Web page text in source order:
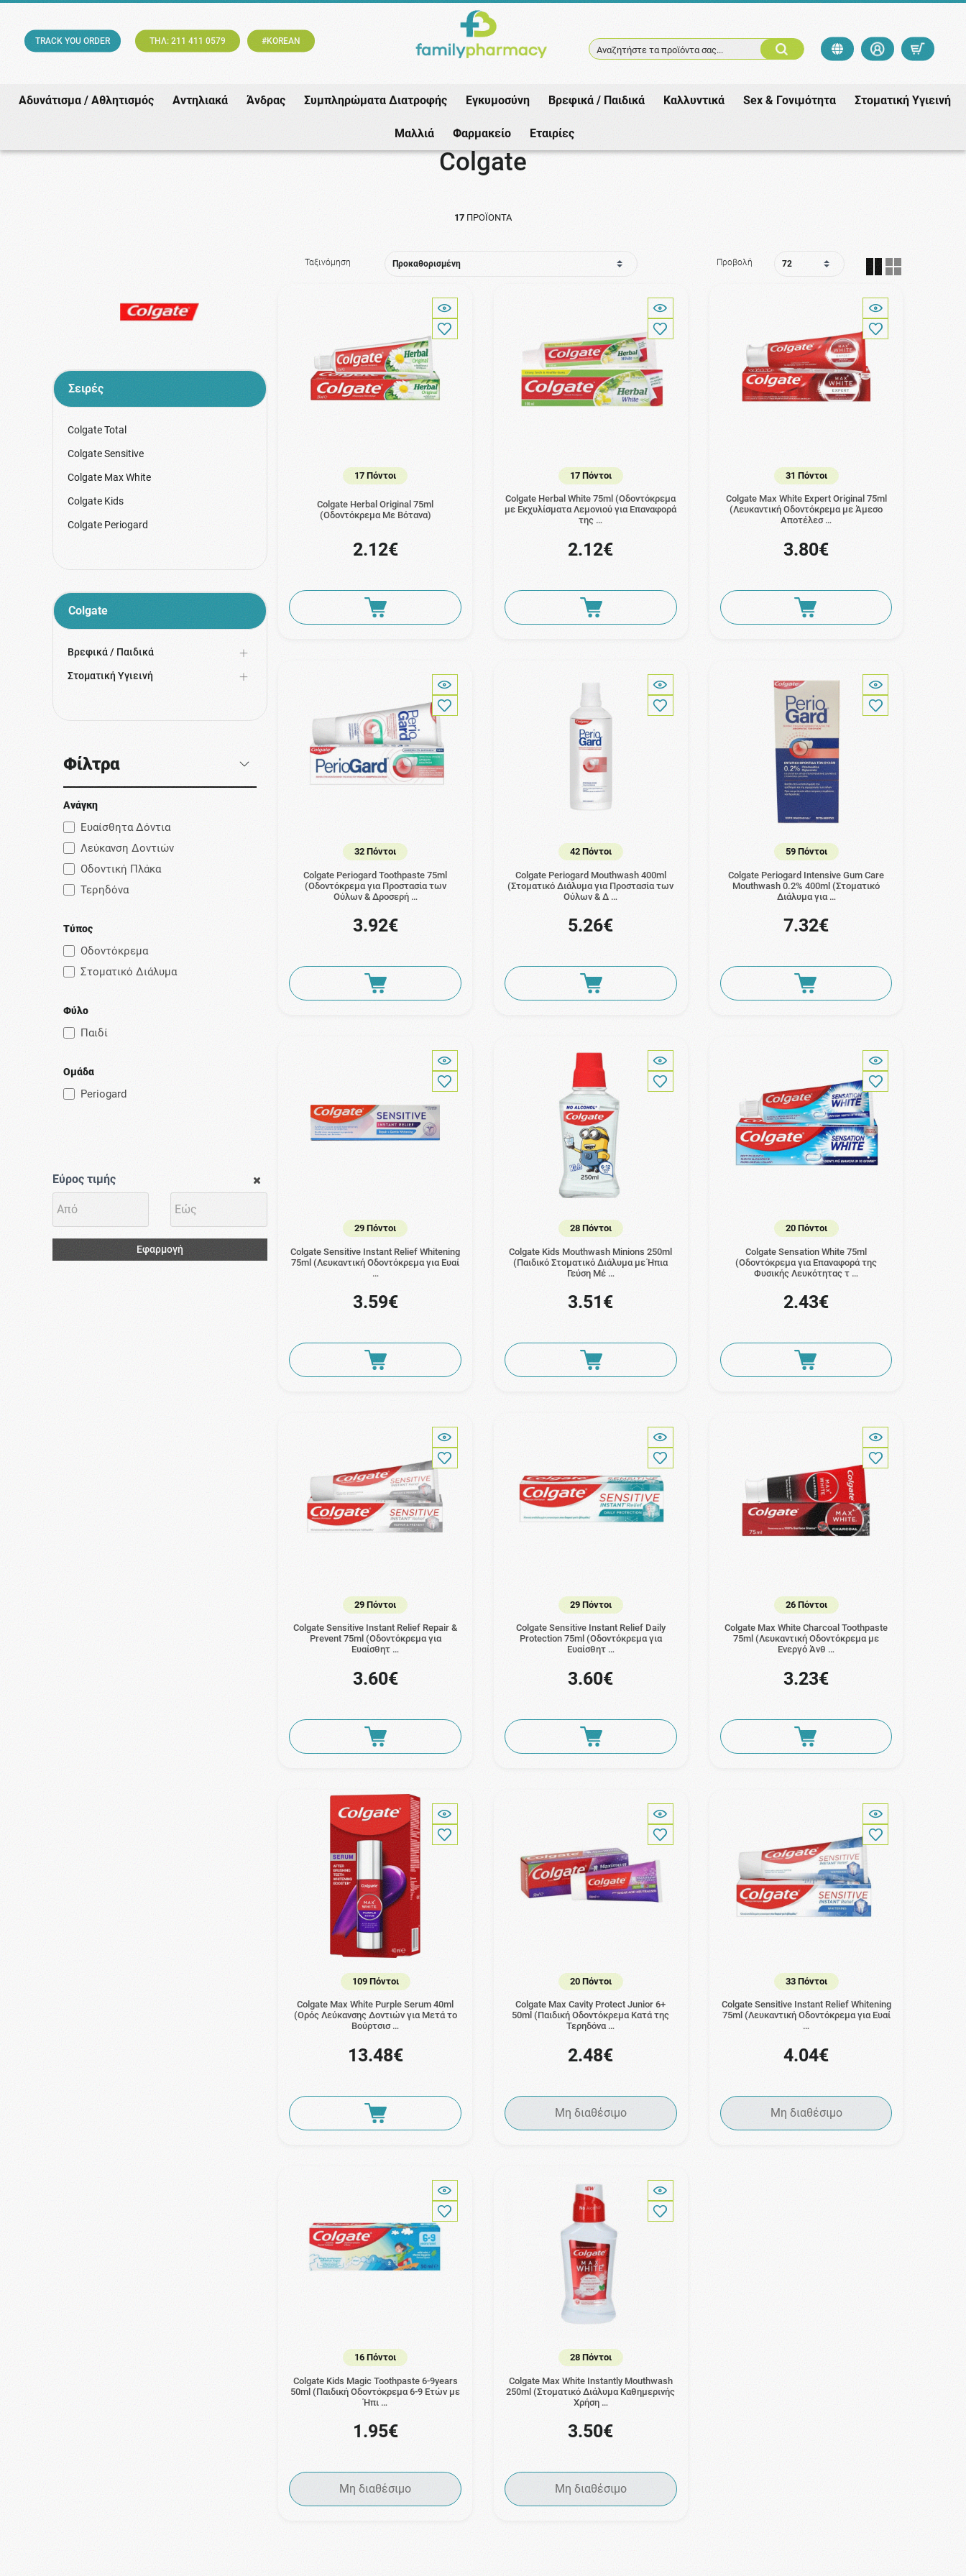
TRACK YOU ORDER ΤΗΛ: 211 411 0579 #KOREAN
Αναζητήστε τα προϊόντα σας...
Αδυνάτισμα / Αθλητισμός Αντηλιακά Άνδρας Συμπληρώματα Διατροφής Εγκυμοσύνη Βρεφικά / Παιδικά Καλλυντικά Sex & Γονιμότητα Στοματική Υγιεινή
Μαλλιά Φαρμακείο Εταιρίες
Αρχική / Εταιρίες / Colgate
Colgate
17 ΠΡΟΪΌΝΤΑ
Σειρές
Colgate Total
Colgate Sensitive
Colgate Max White
Colgate Kids
Colgate Periogard
Colgate
Βρεφικά / Παιδικά
Στοματική Υγιεινή
Φίλτρα
Ανάγκη
Ευαίσθητα Δόντια
Λεύκανση Δοντιών
Οδοντική Πλάκα
Τερηδόνα
Τύπος
Οδοντόκρεμα
Στοματικό Διάλυμα
Φύλο
Παιδί
Ομάδα
Periogard
Εύρος τιμής
Εφαρμογή
Ταξινόμηση Προβολή
17 Πόντοι
Colgate Herbal Original 75ml
(Οδοντόκρεμα Με Βότανα)
2.12€
17 Πόντοι
Colgate Herbal White 75ml (Οδοντόκρεμα
με Εκχυλίσματα Λεμονιού για Επαναφορά
της …
2.12€
31 Πόντοι
Colgate Max White Expert Original 75ml
(Λευκαντική Οδοντόκρεμα με Άμεσο
Αποτέλεσ …
3.80€
32 Πόντοι
Colgate Periogard Toothpaste 75ml
(Οδοντόκρεμα για Προστασία των
Ούλων & Δροσερή …
3.92€
42 Πόντοι
Colgate Periogard Mouthwash 400ml
(Στοματικό Διάλυμα για Προστασία των
Ούλων & Δ …
5.26€
59 Πόντοι
Colgate Periogard Intensive Gum Care
Mouthwash 0.2% 400ml (Στοματικό
Διάλυμα για …
7.32€
29 Πόντοι
Colgate Sensitive Instant Relief Whitening
75ml (Λευκαντική Οδοντόκρεμα για Ευαί
…
3.59€
28 Πόντοι
Colgate Kids Mouthwash Minions 250ml
(Παιδικό Στοματικό Διάλυμα με Ήπια
Γεύση Μέ …
3.51€
20 Πόντοι
Colgate Sensation White 75ml
(Οδοντόκρεμα για Επαναφορά της
Φυσικής Λευκότητας τ …
2.43€
29 Πόντοι
Colgate Sensitive Instant Relief Repair &
Prevent 75ml (Οδοντόκρεμα για
Ευαίσθητ …
3.60€
29 Πόντοι
Colgate Sensitive Instant Relief Daily
Protection 75ml (Οδοντόκρεμα για
Ευαίσθητ …
3.60€
26 Πόντοι
Colgate Max White Charcoal Toothpaste
75ml (Λευκαντική Οδοντόκρεμα με
Ενεργό Άνθ …
3.23€
109 Πόντοι
Colgate Max White Purple Serum 40ml
(Ορός Λεύκανσης Δοντιών για Μετά το
Βούρτσισ …
13.48€
20 Πόντοι
Colgate Max Cavity Protect Junior 6+
50ml (Παιδική Οδοντόκρεμα Κατά της
Τερηδόνα …
2.48€
Μη διαθέσιμο
33 Πόντοι
Colgate Sensitive Instant Relief Whitening
75ml (Λευκαντική Οδοντόκρεμα για Ευαί
…
4.04€
Μη διαθέσιμο
16 Πόντοι
Colgate Kids Magic Toothpaste 6-9years
50ml (Παιδική Οδοντόκρεμα 6-9 Ετών με
Ήπι …
1.95€
Μη διαθέσιμο
28 Πόντοι
Colgate Max White Instantly Mouthwash
250ml (Στοματικό Διάλυμα Καθημερινής
Χρήση …
3.50€
Μη διαθέσιμο